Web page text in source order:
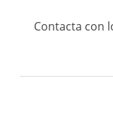
Contacta con